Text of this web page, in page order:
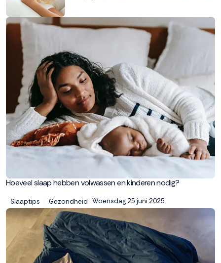
Hoeveel slaap hebben volwassen en kinderen nodig?
Slaaptips Gezondheid Woensdag 25 juni 2025